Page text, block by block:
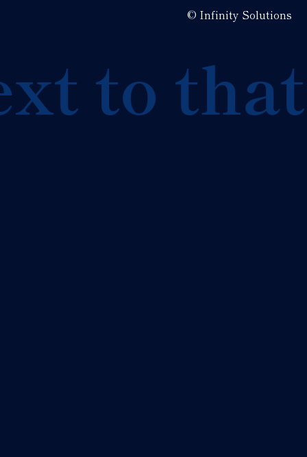
© Infinity Solutions
to that